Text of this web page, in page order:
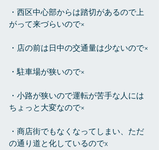
・西区中心部からは踏切があるので上
がって来づらいので×
・店の前は日中の交通量は少ないので×
・駐車場が狭いので×
・小路が狭いので運転が苦手な人には
ちょっと大変なので×
・商店街でもなくなってしまい、ただ
の通り道と化しているのでx